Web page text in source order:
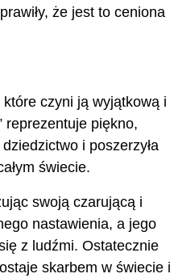
że jest to ceniona
które czyni ją wyjątkową i
reprezentuje piękno,
i poszerzyła
świecie.
swoją czarującą i
nastawienia, a jego
z ludźmi. Ostatecznie
skarbem w świecie